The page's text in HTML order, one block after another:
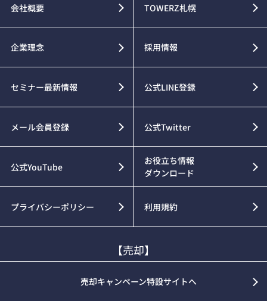
会社概要 TOWERZ札幌
企業理念 採用情報
セミナー最新情報 公式LINE登録
メール会員登録 公式Twitter
公式YouTube
お役立ち情報
ダウンロード
プライバシーポリシー 利用規約
【売却】
売却キャンペーン特設サイトへ